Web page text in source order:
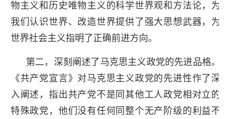
物主义和历史唯物主义的科学世界观和方法论，为
我们认识世界、改造世界提供了强大思想武器，为
世界社会主义指明了正确前进方向。
第二，深刻阐述了马克思主义政党的先进品格。
《共产党宣言》对马克思主义政党的先进性作了深
入阐述，指出共产党不是同其他工人政党相对立的
特殊政党，他们没有任何同整个无产阶级的利益不